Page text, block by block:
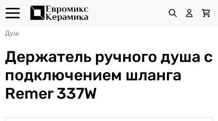
Душ
Держатель ручного душа с
подключением шланга
Remer 337W